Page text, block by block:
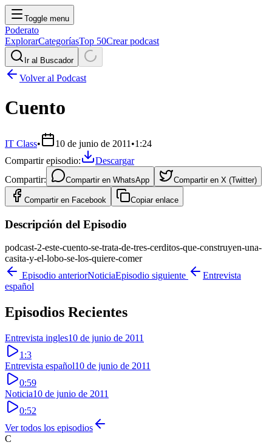
Toggle menu
Poderato
ExplorarCategoríasTop 50Crear podcast
Ir al Buscador
Volver al Podcast
Cuento
IT Class• 10 de junio de 2011 •1:24
Compartir episodio:
Descargar
Compartir:
Compartir en WhatsApp Compartir en X (Twitter)
Compartir en Facebook Copiar enlace
Descripción del Episodio
podcast-2-este-cuento-se-trata-de-tres-cerditos-que-construyen-una-
casita-y-el-lobo-se-los-quiere-comer
Episodio anteriorNoticiaEpisodio siguiente
Entrevista
español
Episodios Recientes
Entrevista ingles10 de junio de 2011
1:3
Entrevista español10 de junio de 2011
0:59
Noticia10 de junio de 2011
0:52
Ver todos los episodios
C